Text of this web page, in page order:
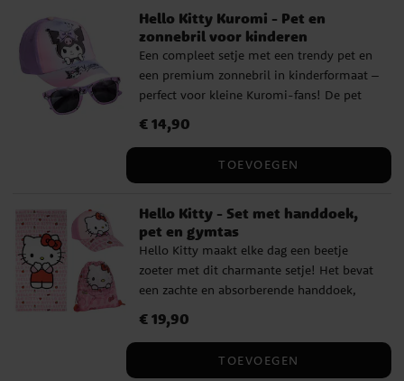
Hello Kitty Kuromi - Pet en
zonnebril voor kinderen
Een compleet setje met een trendy pet en
een premium zonnebril in kinderformaat –
perfect voor kleine Kuromi-fans! De pet
ondeugende en charmante Kuromi, terwijl
bescherming biedt op zonnige dagen. De
verstelbaar aan de achterkant, waardoor
hij meestal geschikt is voor kinderen van
ongeveer 4 tot 6 jaar. De zonnebril is
getest in het laboratorium en voldoet aan
de volgende eisen: Volgens de norm EN
ISO 12312-1:2023 en biedt 100%
bescherming tegen UV-stralen en
schadelijke effecten van de zon (UV400).
Prijs: € 14,90
€ 14,90
TOEVOEGEN
Hello Kitty - Set met handdoek,
pet en gymtas
Hello Kitty maakt elke dag een beetje
zoeter met dit charmante setje! Het bevat
een zachte en absorberende handdoek,
afbeelding en een praktische gymtas
een dag vol spel en avontuur. Perfect voor
Prijs:€ 19,90
€ 19,90
TOEVOEGEN